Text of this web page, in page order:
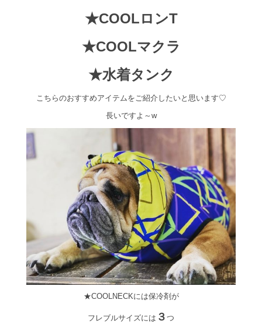
★COOLロンT
★COOLマクラ
★水着タンク
こちらのおすすめアイテムをご紹介したいと思います♡
長いですよ～w
★COOLNECKには保冷剤が
フレブルサイズには ３ つ